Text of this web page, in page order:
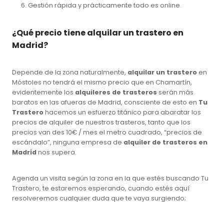
Gestión rápida y prácticamente todo es online.
¿Qué precio tiene alquilar un trastero en
Madrid?
Depende de la zona naturalmente, alquilar un trasteroen
Móstoles no tendrá el mismo precio que en Chamartín,
evidentemente los alquileres de trasteros serán más
baratos en las afueras de Madrid, consciente de esto en Tu
Trasterohacemos un esfuerzo titánico para abaratar los
precios de alquiler de nuestros trasteros, tanto que los
precios van des 10€ / mes el metro cuadrado, “precios de
escándalo”, ninguna empresa de alquiler de trasteros en
Madridnos supera.
Agenda un visita según la zona en la que estés buscando Tu
Trastero, te estaremos esperando, cuando estés aquí
resolveremos cualquier duda que te vaya surgiendo;